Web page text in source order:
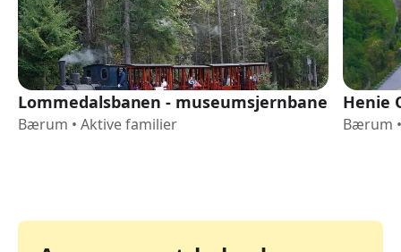
Lommedalsbanen - museumsjernbane
Bærum • Aktive familier
Henie
Bærum •